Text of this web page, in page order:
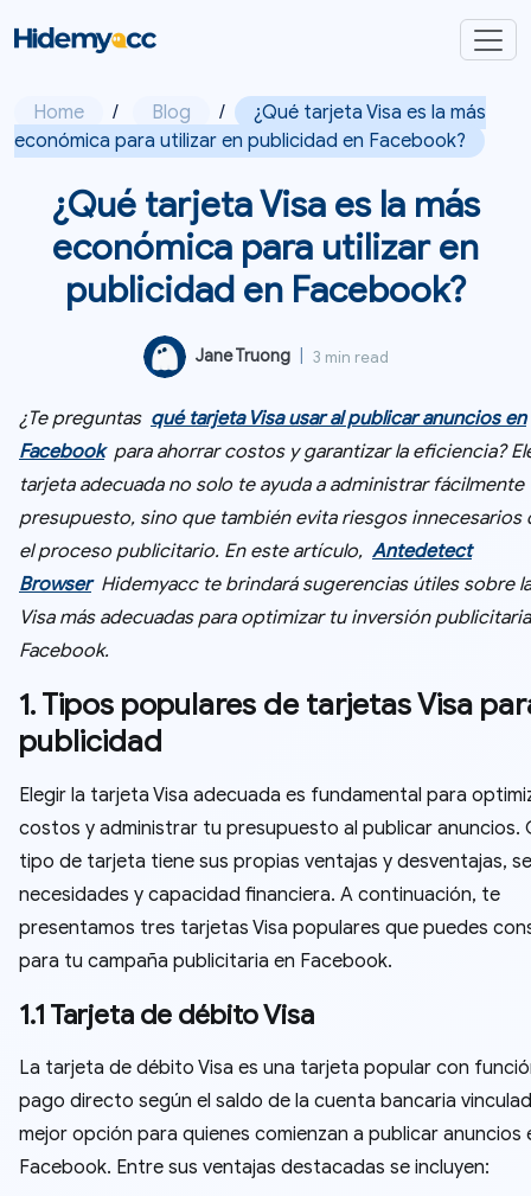
Home / Blog /
¿Qué tarjeta Visa es la más
económica para utilizar en publicidad en Facebook?
¿Qué tarjeta Visa es la más
económica para utilizar en
publicidad en Facebook?
Jane Truong 3 min read
¿Te preguntas qué tarjeta Visa usar al publicar anuncios en
Facebookpara ahorrar costos y garantizar la eficiencia?
tarjeta adecuada no solo te ayuda a administrar fácilmente
presupuesto, sino que también evita riesgos innecesarios
el proceso publicitario. En este artículo, Antedetect
BrowserHidemyacc te brindará sugerencias útiles sobre
Visa más adecuadas para optimizar tu inversión
Facebook.
1. Tipos populares de tarjetas Visa
publicidad
Elegir la tarjeta Visa adecuada es fundamental para
costos y administrar tu presupuesto al publicar anuncios.
tipo de tarjeta tiene sus propias ventajas y desventajas,
necesidades y capacidad financiera. A continuación, te
presentamos tres tarjetas Visa populares que puedes
para tu campaña publicitaria en Facebook.
1.1 Tarjeta de débito Visa
La tarjeta de débito Visa es una tarjeta popular con
pago directo según el saldo de la cuenta bancaria
mejor opción para quienes comienzan a publicar anuncios
Facebook. Entre sus ventajas destacadas se incluyen: